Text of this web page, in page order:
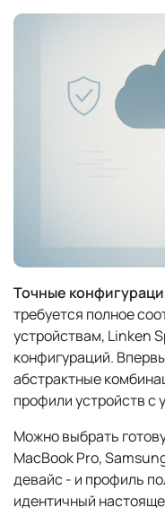
Точные
требуется полное
устройствам, Linken
конфигураций.
абстрактные
профили устройств с
Можно выбрать
MacBook Pro,
девайс - и профиль
идентичный